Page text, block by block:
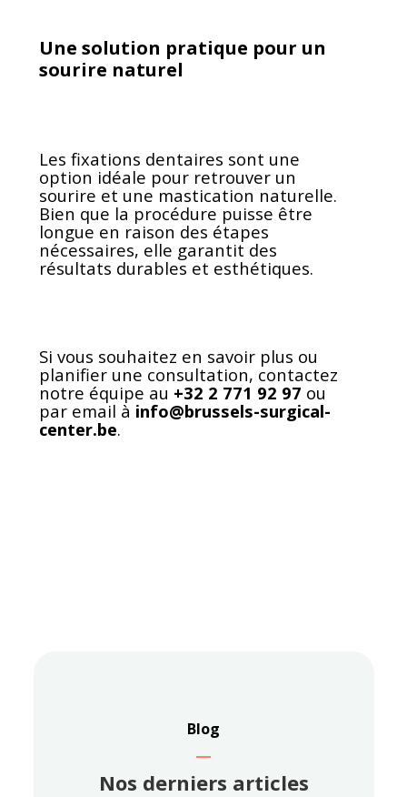
Une solution pratique pour un
sourire naturel
Les fixations dentaires sont une
option idéale pour retrouver un
sourire et une mastication naturelle.
Bien que la procédure puisse être
longue en raison des étapes
nécessaires, elle garantit des
résultats durables et esthétiques.
Si vous souhaitez en savoir plus ou
planifier une consultation, contactez
notre équipe au +32 2 771 92 97 ou
par email à info@brussels-surgical-
center.be.
Blog
Nos derniers articles